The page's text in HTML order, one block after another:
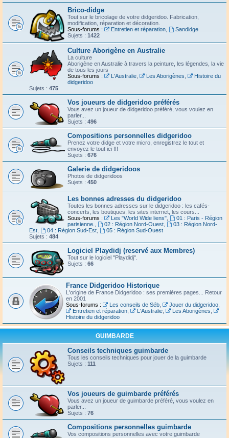
Brico-didge
Tout sur le bricolage de votre didgeridoo. Fabrication,
modification, réparation et décoration.
Sous-forums :
Entretien et réparation,
Sandidge
Sujets : 1422
Culture Aborigène en Australie
La culture
Aborigène en Australie à travers la peinture, les légendes, la vie
de tous les jours
Sous-forums :
L'Australie, Les Aborigènes
Histoire du
didgeridoo
Sujets : 475
Vos joueurs de didgeridoo préférés
Vous avez un joueur de didgeridoo préféré, vous voulez en
parler...
Sujets : 496
Compositions personnelles didgeridoo
Prenez votre didge et votre micro, enregistrez le tout et
envoyez le tout ici !!!
Sujets : 676
Galerie de didgeridoos
Photos de didgeridoos
Sujets : 450
Les bonnes adresses du didgeridoo
Toutes les bonnes adresses sur le didgeridoo : les cafés-
concerts, les boutiques, les sites internet, les cours...
Sous-forums :
Les "World Wide liens",
01 : Paris - Région
parisienne.
02 : Région Nord-Ouest,
03 : Région Nord-
Est
04 : Région Sud-Est,
05 : Région Sud-Ouest
Sujets : 484
Logiciel Playdidj (reservé aux Membres)
Tout sur le logiciel "Playdidj".
Sujets : 66
France Didgeridoo Historique
L'origine de France Didgeridoo : ses premières pages... Retour
en 2001
Sous-forums :
Les conseils de Séb, Jouer du didgeridoo,
Entretien et réparation, L'Australie, Les Aborigènes
Histoire du didgeridoo
GUIMBARDE
Conseils techniques guimbarde
Tous les conseils techniques pour jouer de la guimbarde
Sujets : 111
Vos joueurs de guimbarde préférés
Vous avez un joueur de guimbarde préféré, vous voulez en
parler...
Sujets : 76
Compositions personnelles guimbarde
Vos compositions personnelles avec votre guimbarde